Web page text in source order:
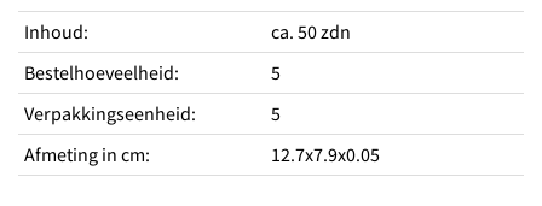
regelmatig en voldoende water om mooie kolen te krijgen.
Productkenmerken
Een snel goeiende kool
Knolvoet resistente kool
Heeft bladeren met brede nerven
Inhoud:
ca. 50 zdn
Bestelhoeveelheid:
5
Verpakkingseenheid:
5
Afmeting in cm: 12.7x7.9x0.05